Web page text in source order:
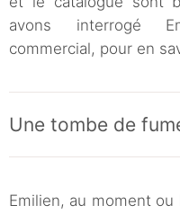
avons interrogé
commercial, pour en
Une tombe de
Emilien, au moment ou